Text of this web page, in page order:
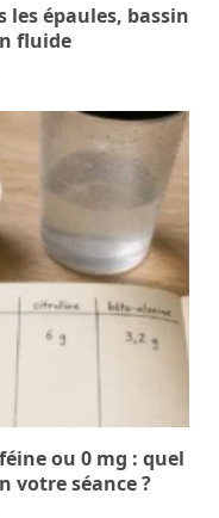
les épaules, bassin
fluide
ou 0 mg : quel
votre séance ?